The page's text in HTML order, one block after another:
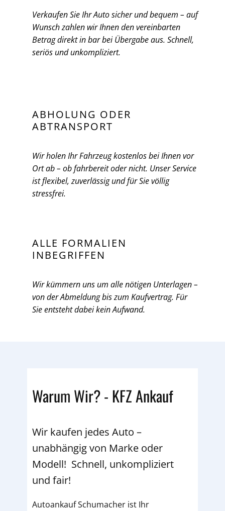
Verkaufen Sie Ihr Auto sicher und bequem – auf
Wunsch zahlen wir Ihnen den vereinbarten
Betrag direkt in bar bei Übergabe aus. Schnell,
seriös und unkompliziert.
ABHOLUNG ODER
ABTRANSPORT
Wir holen Ihr Fahrzeug kostenlos bei Ihnen vor
Ort ab – ob fahrbereit oder nicht. Unser Service
ist flexibel, zuverlässig und für Sie völlig
stressfrei.
ALLE FORMALIEN
INBEGRIFFEN
Wir kümmern uns um alle nötigen Unterlagen –
von der Abmeldung bis zum Kaufvertrag. Für
Sie entsteht dabei kein Aufwand.
Warum Wir? - KFZ Ankauf
Wir kaufen jedes Auto –
unabhängig von Marke oder
Modell! Schnell, unkompliziert
und fair!
Autoankauf Schumacher ist Ihr